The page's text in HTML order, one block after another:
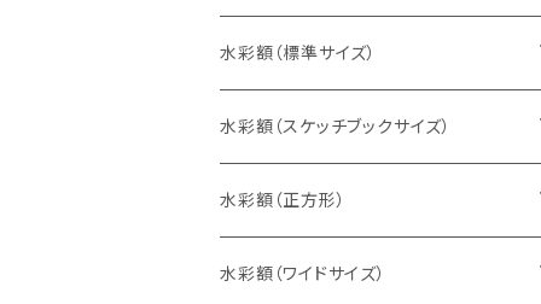
水彩額（標準サイズ）
インチ判（203×254ミリ）
八切判（242×303ミリ）
太子判（288×379ミリ）
水彩額（スケッチブックサイズ）
スケッチ4Ｆ（352×443ミリ）
スケッチ6Ｆ（458×550ミリ）
水彩額（正方形）
10cm正方形（100×100ミリ）
水彩額（ワイドサイズ）